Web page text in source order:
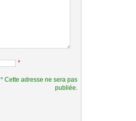
*
* Cette adresse ne sera pas
publiée.